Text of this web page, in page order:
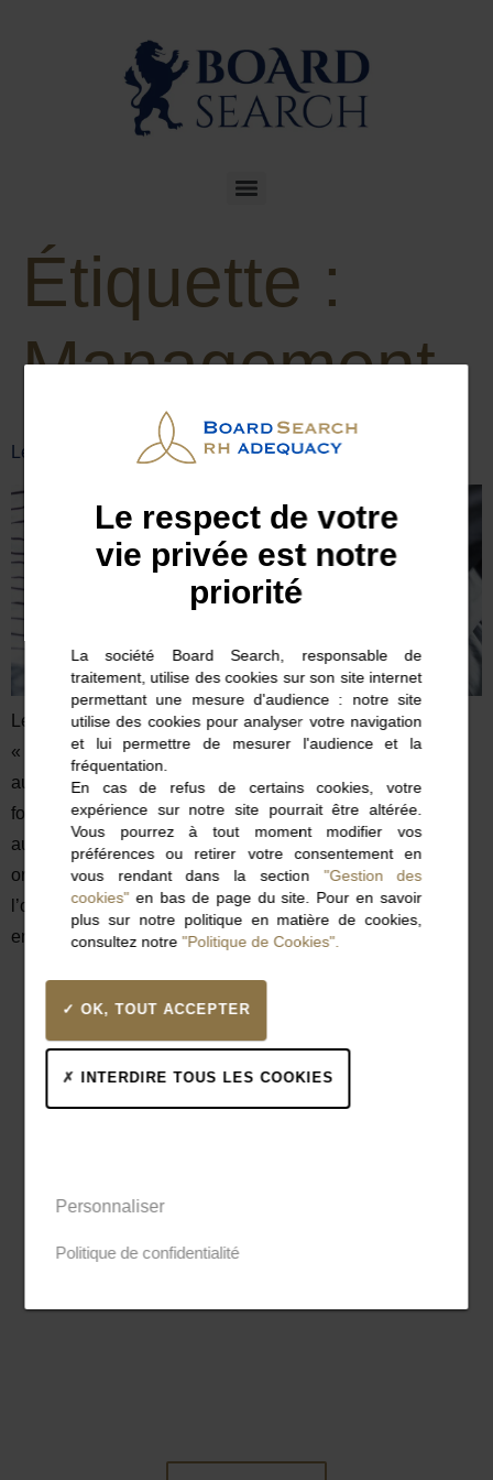
Étiquette :
Management
Leadership : explorer des futurs pluriels s’impose
Leadership et Management doivent s’inventer de
« nouveaux futurs »… Extraits de ces réflexions majeures
aujourd’hui: « L’organisation scientifique du travail,
formidablement efficace pour structurer les entreprises tout
au long du XXe siècle, a atteint ses limites. Cette
organisation, et la forme de leadership directif fondé sur
l’obéissance qui en est issue, ne sont plus adaptées aux
enjeux actuels […]
Une question ? Besoin
d'information ?
Employeurs, candidats cette rubrique est à votre
Le respect de votre
vie privée est notre
priorité
La société Board Search, responsable de
traitement, utilise des cookies sur son site internet
permettant une mesure d'audience : notre site
utilise des cookies pour analyser votre navigation
et lui permettre de mesurer l'audience et la
fréquentation.
En cas de refus de certains cookies, votre
expérience sur notre site pourrait être altérée.
Vous pourrez à tout moment modifier vos
préférences ou retirer votre consentement en
vous rendant dans la section "Gestion des
cookies"en bas de page du site. Pour en savoir
plus sur notre politique en matière de cookies,
consultez notre"Politique de Cookies".
OK, TOUT ACCEPTER
INTERDIRE TOUS LES COOKIES
Personnaliser
Politique de confidentialité